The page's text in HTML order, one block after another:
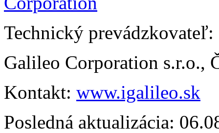
Technický prevádzkovateľ:
Galileo Corporation s.r.o.,
Kontakt: www.igalileo.sk
Posledná aktualizácia: